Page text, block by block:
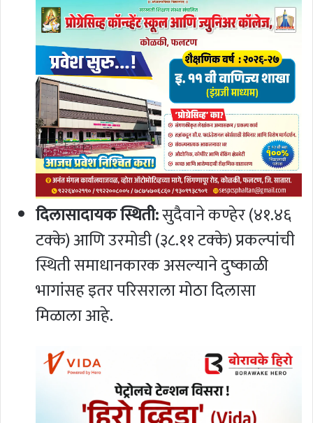
दिलासादायक स्थिती:सुदैवाने कण्हेर (४१.४६
टक्के) आणि उरमोडी (३८.११ टक्के) प्रकल्पांची
स्थिती समाधानकारक असल्याने दुष्काळी
भागांसह इतर परिसराला मोठा दिलासा
मिळाला आहे.